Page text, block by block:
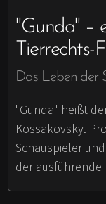
"Gunda" –
Tierrechts-
Das Leben der
"Gunda" heißt
Kossakovsky.
Schauspieler
der ausführende